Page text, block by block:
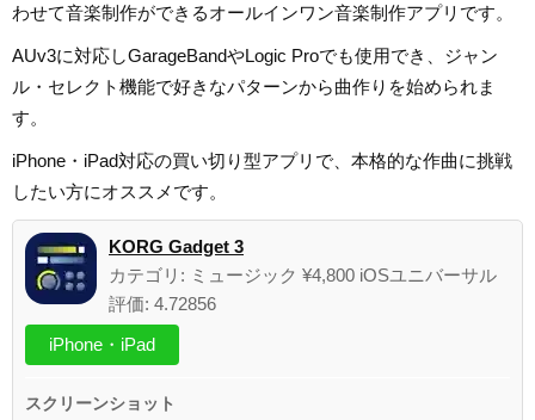
わせて音楽制作ができるオールインワン音楽制作アプリです。
AUv3に対応しGarageBandやLogic Proでも使用でき、ジャン
ル・セレクト機能で好きなパターンから曲作りを始められま
す。
iPhone・iPad対応の買い切り型アプリで、本格的な作曲に挑戦
したい方にオススメです。
KORG Gadget 3
カテゴリ: ミュージック ¥4,800 iOSユニバーサル
評価: 4.72856
iPhone・iPad
スクリーンショット